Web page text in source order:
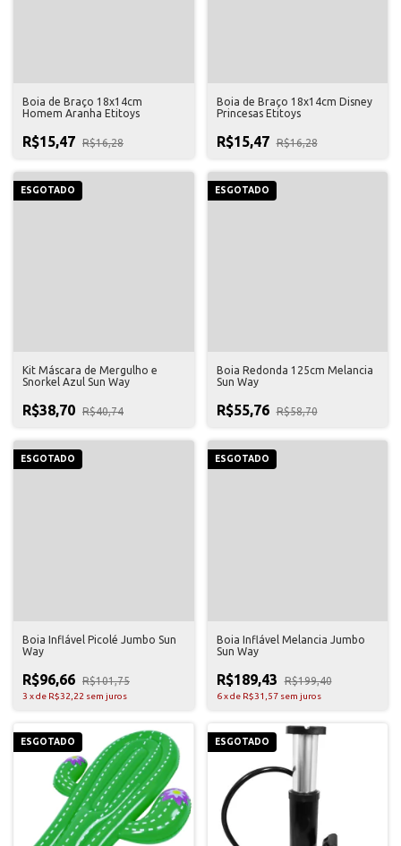
Boia de Braço 18x14cm
Homem Aranha Etitoys
R$15,47 R$16,28
Boia de Braço 18x14cm Disney
Princesas Etitoys
R$15,47 R$16,28
ESGOTADO
Kit Máscara de Mergulho e
Snorkel Azul Sun Way
R$38,70 R$40,74
ESGOTADO
Boia Redonda 125cm Melancia
Sun Way
R$55,76 R$58,70
ESGOTADO
Boia Inflável Picolé Jumbo Sun
Way
R$96,66 R$101,75
3 xde R$32,22 sem juros
ESGOTADO
Boia Inflável Melancia Jumbo
Sun Way
R$189,43 R$199,40
6 xde R$31,57 sem juros
ESGOTADO ESGOTADO